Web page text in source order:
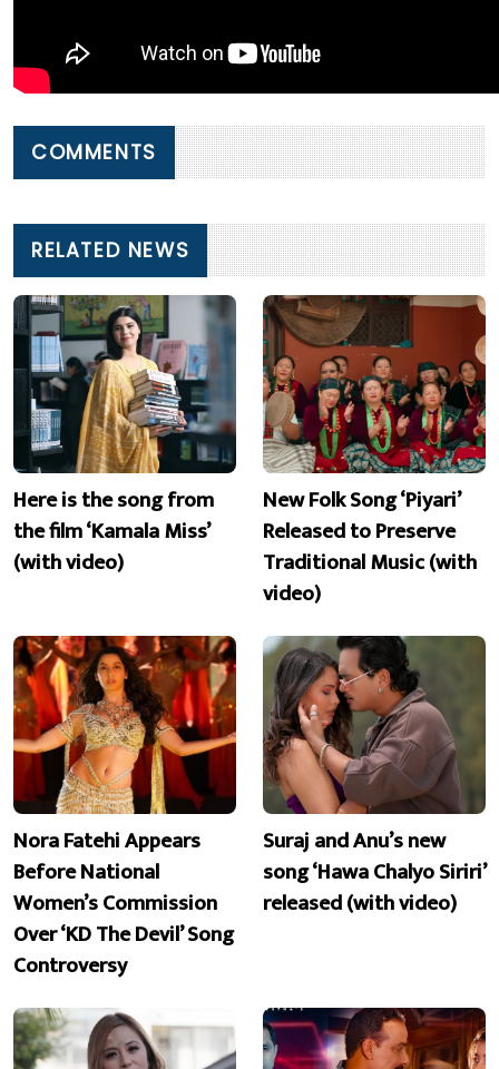
COMMENTS
RELATED NEWS
Here is the song from
the film ‘Kamala Miss’
(with video)
New Folk Song ‘Piyari’
Released to Preserve
Traditional Music (with
video)
Nora Fatehi Appears
Before National
Women’s Commission
Over ‘KD The Devil’ Song
Controversy
Suraj and Anu’s new
song ‘Hawa Chalyo Siriri’
released (with video)